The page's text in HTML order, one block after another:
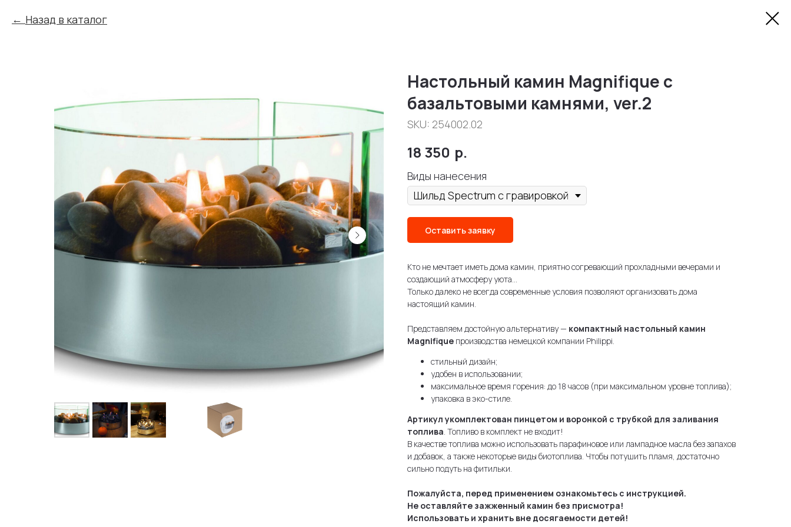
Назад в каталог
Настольный камин Magnifique с
базальтовыми камнями, ver.2
SKU: 254002.02
18 350 р.
Виды нанесения
Оставить заявку
Кто не мечтает иметь дома камин, приятно согревающий прохладными вечерами и
создающий атмосферу уюта...
Только далеко не всегда современные условия позволяют организовать дома
настоящий камин.
Представляем достойную альтернативу — компактный настольный камин
Magnifique производства немецкой компании Philippi.
стильный дизайн;
удобен в использовании;
максимальное время горения: до 18 часов (при максимальном уровне топлива);
упаковка в эко-стиле.
Артикул укомплектован пинцетом и воронкой с трубкой для заливания
топлива. Топливо в комплект не входит!
В качестве топлива можно использовать парафиновое или лампадное масла без запахов
и добавок, а также некоторые виды биотоплива. Чтобы потушить пламя, достаточно
сильно подуть на фитильки.
Пожалуйста, перед применением ознакомьтесь с инструкцией.
Не оставляйте зажженный камин без присмотра!
Использовать и хранить вне досягаемости детей!